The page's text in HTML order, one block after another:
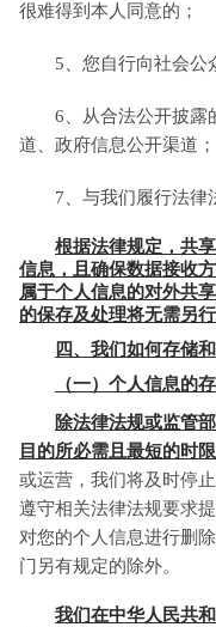
很难得到本人同意的；
5、您自行向社会公
6、从合法公开披露
道、政府信息公开渠道；
7、与我们履行法律
根据法律规定，共
信息，且确保数据接收
属于个人信息的对外共
的保存及处理将无需另
四、我们如何存储
（一）个人信息的
除法律法规或监管
目的所必需且最短的时
或运营，我们将及时停
遵守相关法律法规要求
对您的个人信息进行删
门另有规定的除外。
我们在中华人民共